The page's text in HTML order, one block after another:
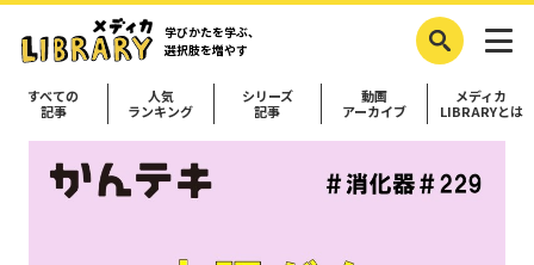
学びかたを学ぶ、
選択肢を増やす
すべての
記事
人気
ランキング
シリーズ
記事
動画
アーカイブ
メディカ
LIBRARYとは